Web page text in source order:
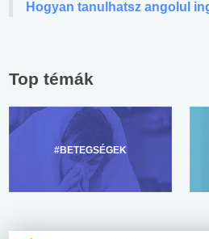
Hogyan tanulhatsz angolul
Top témák
#BETEGSÉGEK